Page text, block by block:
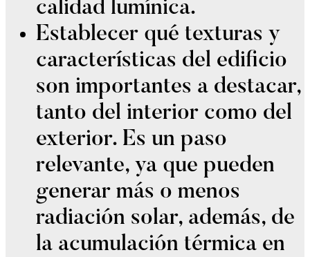
calidad lumínica.
Establecer qué texturas y
características del edificio
son importantes a destacar,
tanto del interior como del
exterior. Es un paso
relevante, ya que pueden
generar más o menos
radiación solar, además, de
la acumulación térmica en